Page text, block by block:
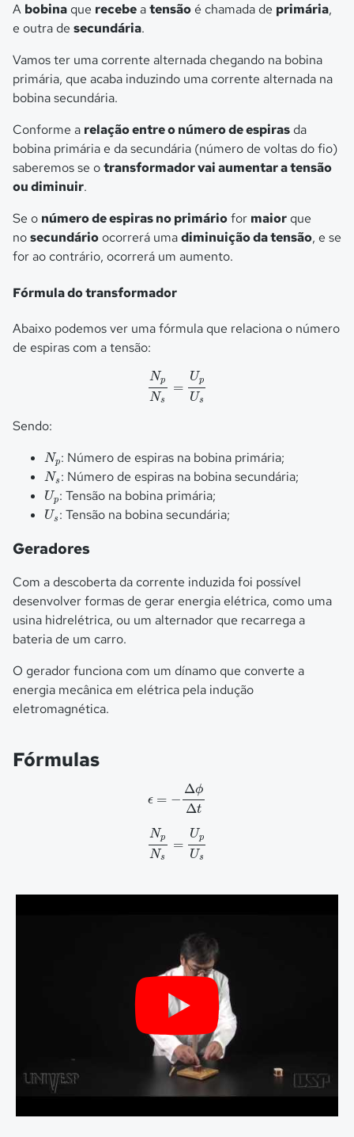
A bobinaque recebeatensão é chamada de primária,
e outra de secundária.
Vamos ter uma corrente alternada chegando na bobina
primária, que acaba induzindo uma corrente alternada na
bobina secundária.
Conforme a relação entre o número de espirasda
bobina primária e da secundária (número de voltas do fio)
saberemos se otransformador vai aumentar a tensão
ou diminuir.
Se o número de espiras no primáriofor maiorque
nosecundárioocorrerá umadiminuição da tensão, e se
for ao contrário, ocorrerá um aumento.
Fórmula do transformador
Abaixo podemos ver uma fórmula que relaciona o número
de espiras com a tensão:
Np
Ns
=
Up
Us
Np Up
Sendo:
Np
Np: Número de espiras na bobina primária;
Ns
Ns : Número de espiras na bobina secundária;
Up
Up: Tensão na bobina primária;
Us
Us : Tensão na bobina secundária;
Geradores
Com a descoberta da corrente induzida foi possível
desenvolver formas de gerar energia elétrica, como uma
usina hidrelétrica, ou um alternador que recarrega a
bateria de um carro.
O gerador funciona com um dínamo que converte a
energia mecânica em elétrica pela indução
eletromagnética.
Fórmulas
ϵ = −
Δϕ
Δt
ϕΔt
Np
Ns
=
Up
Us
Np Up